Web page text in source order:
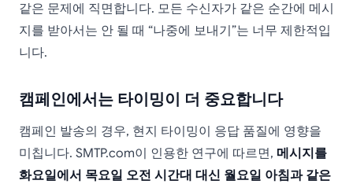
같은 문제에 직면합니다. 모든 수신자가 같은 순간에 메시
지를 받아서는 안 될 때 “나중에 보내기”는 너무 제한적입
니다.
캠페인에서는 타이밍이 더 중요합니다
캠페인 발송의 경우, 현지 타이밍이 응답 품질에 영향을
미칩니다. SMTP.com이 인용한 연구에 따르면, 메시지를
화요일에서 목요일 오전 시간대 대신 월요일 아침과 같은